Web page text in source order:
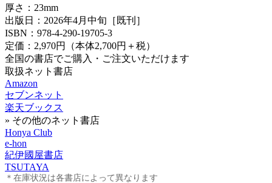
厚さ： 23mm
出版日： 2026年4月中旬 ［既刊］
ISBN： 978-4-290-19705-3
定価： 2,970円
（本体2,700円＋税）
全国の書店でご購入・ご注文いただけます
取扱ネット書店
Amazon
セブンネット
楽天ブックス
» その他のネット書店
Honya Club
e-hon
紀伊國屋書店
TSUTAYA
＊在庫状況は各書店によって異なります